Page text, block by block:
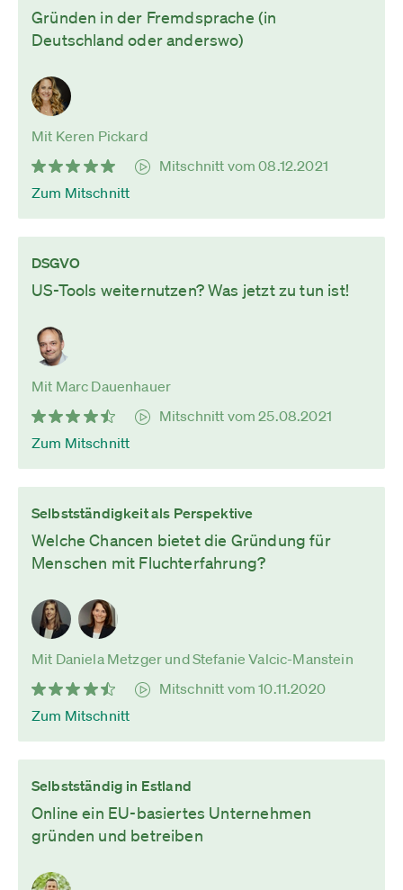
Gründen in der Fremdsprache (in
Deutschland oder anderswo)
Mit Keren Pickard
Mitschnitt vom 08.12.2021
Zum Mitschnitt
DSGVO
US-Tools weiternutzen? Was jetzt zu tun ist!
Mit Marc Dauenhauer
Mitschnitt vom 25.08.2021
Zum Mitschnitt
Selbstständigkeit als Perspektive
Welche Chancen bietet die Gründung für
Menschen mit Fluchterfahrung?
Mit Daniela Metzger und Stefanie Valcic-Manstein
Mitschnitt vom 10.11.2020
Zum Mitschnitt
Selbstständig in Estland
Online ein EU-basiertes Unternehmen
gründen und betreiben